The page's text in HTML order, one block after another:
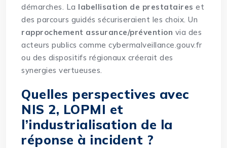
démarches. La labellisation de prestataires et
des parcours guidés sécuriseraient les choix. Un
rapprochement assurance/prévention via des
acteurs publics comme cybermalveillance.gouv.fr
ou des dispositifs régionaux créerait des
synergies vertueuses.
Quelles perspectives avec
NIS 2, LOPMI et
l’industrialisation de la
réponse à incident ?